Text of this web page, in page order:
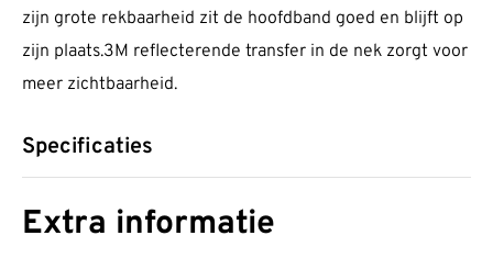
zijn grote rekbaarheid zit de hoofdband goed en blijft op
zijn plaats.3M reflecterende transfer in de nek zorgt voor
meer zichtbaarheid.
Specificaties
Extra informatie